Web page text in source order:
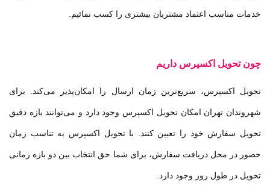
خدمات مناسب اعتماد مشتریان بیشتری را کسب نمائیم.
چون تحویل اکسپرس داریم
تحویل اکسپرس، سریع‌ترین زمان ارسال را امکان‌پذیر می‌کند. برای
شهروندان تهران امکان تحویل اکسپرس وجود دارد و می‌توانند بازه دقیق
تحویل سفارش خود را تعیین کنند. با تحویل اکسپرس به تناسب زمان
حضور در محل دریافت سفارش، برای شما حق انتخاب بین دو بازه‌ زمانی
تحویل در طول روز وجود دارد.